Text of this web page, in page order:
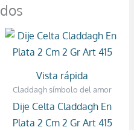
Vista rápida
Claddagh símbolo del amor
Dije Celta Claddagh En
Plata 2 Cm 2 Gr Art 415